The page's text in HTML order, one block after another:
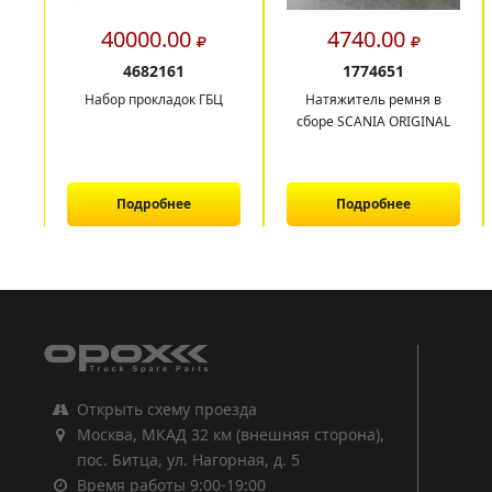
40000.00
4682161
Набор прокладок ГБЦ
Подробнее
4740.00
1774651
Натяжитель ремня в
сборе SCANIA ORIGINAL
Подробнее
Открыть схему проезда
Москва, МКАД 32 км (внешняя сторона),
пос. Битца, ул. Нагорная, д. 5
Время работы 9:00-19:00